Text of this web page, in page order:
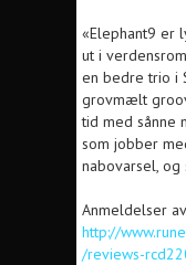
«Elephant9 er
ut i
en bedre trio i
grovmælt
tid med sånne
som jobber
nabovarsel, og
Anmeldelser
http://
/reviews-